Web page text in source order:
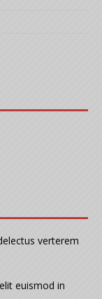
verterem
euismod in